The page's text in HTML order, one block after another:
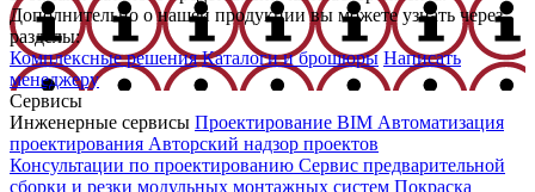
Дополнительно о нашей продукции вы можете узнать через
разделы:
Комплексные решения Каталоги и брошюры Написать
менеджеру
Сервисы
Инженерные сервисы Проектирование BIM Автоматизация
проектирования Авторский надзор проектов
Консультации по проектированию Сервис предварительной
сборки и резки модульных монтажных систем Покраска